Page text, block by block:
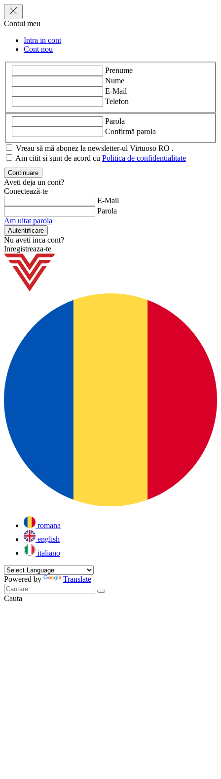
Contul meu
Intra in cont
Cont nou
Prenume
Nume
E-Mail
Telefon
Parola
Confirmă parola
Vreau să mă abonez la newsletter-ul Virtuoso RO .
Am citit si sunt de acord cu Politica de confidentialitate
Aveti deja un cont?
Conectează-te
E-Mail
Parola
Am uitat parola
Nu aveti inca cont?
Inregistreaza-te
romana
english
italiano
Powered by Translate
Cauta